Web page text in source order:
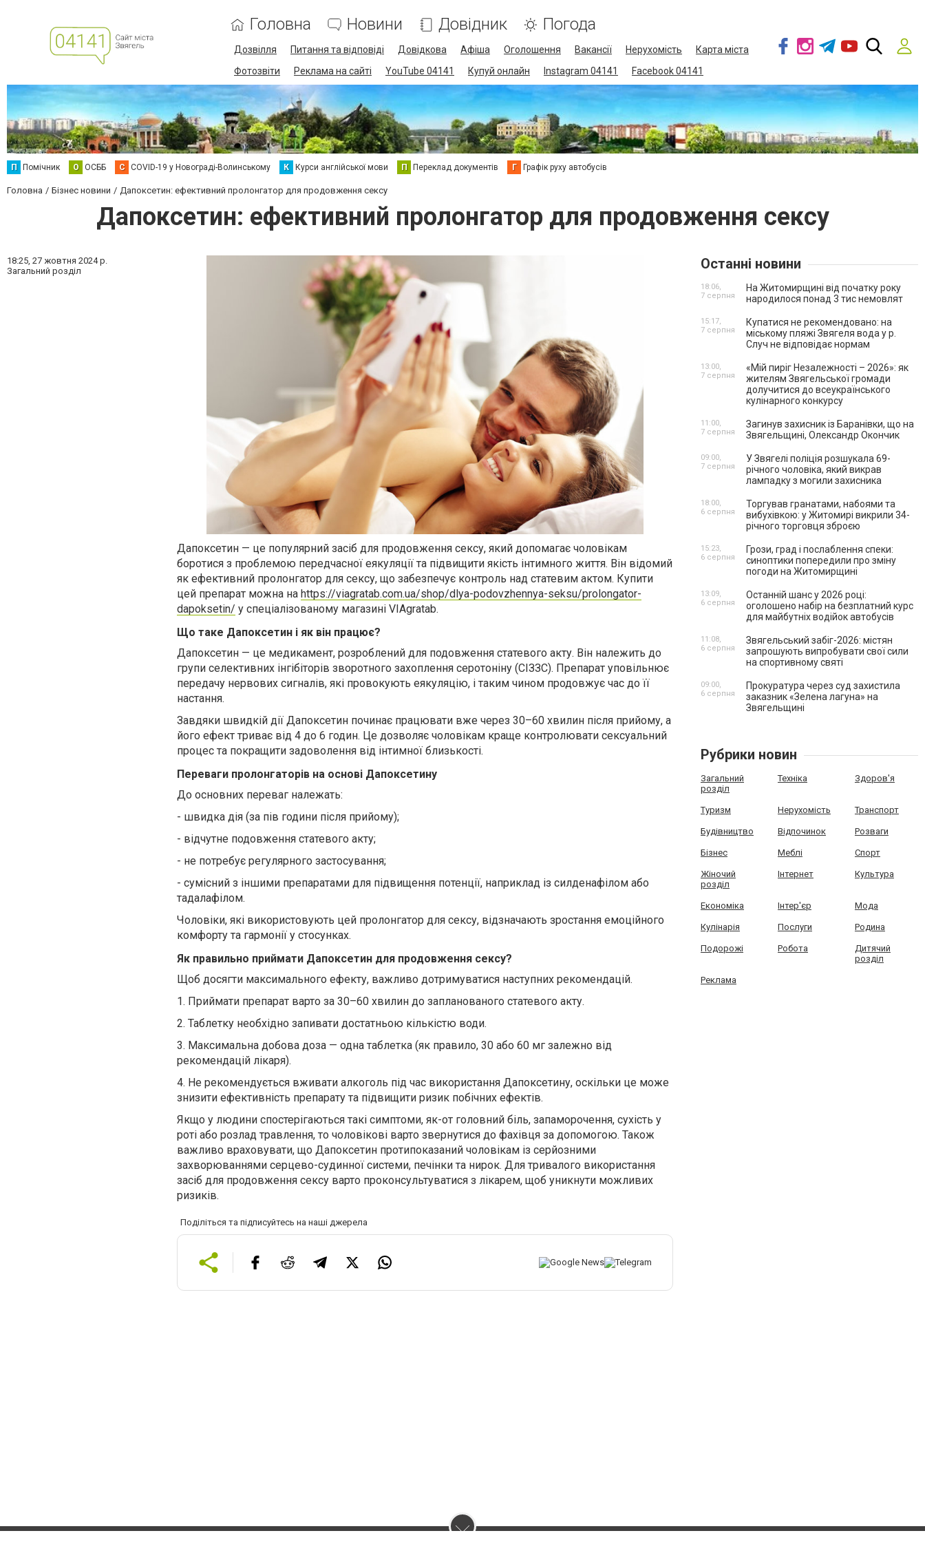
Головна Новини Довідник Погода
Дозвілля Питання та відповіді Довідкова Афіша Оголошення Вакансії Нерухомість
Карта міста
Фотозвіти
Реклама на сайті YouTube 04141 Купуй онлайн Instagram 04141 Facebook 04141
П Помічник О ОСББ C COVID-19 у Новограді-Волинському К Курси англійської мови П Переклад документів Г Графік руху автобусів
Головна Бізнес новини Дапоксетин: ефективний пролонгатор для продовження сексу
Дапоксетин: ефективний пролонгатор для продовження сексу
18:25, 27 жовтня 2024 р.
Загальний розділ
Дапоксетин — це популярний засіб для продовження сексу, який допомагає чоловікам
боротися з проблемою передчасної еякуляції та підвищити якість інтимного життя. Він відомий
як ефективний пролонгатор для сексу, що забезпечує контроль над статевим актом. Купити
цей препарат можна на https://viagratab.com.ua/shop/dlya-podovzhennya-seksu/prolongator-
dapoksetin/ у спеціалізованому магазині VIAgratab.
Що таке Дапоксетин і як він працює?
Дапоксетин — це медикамент, розроблений для подовження статевого акту. Він належить до
групи селективних інгібіторів зворотного захоплення серотоніну (СІЗЗС). Препарат уповільнює
передачу нервових сигналів, які провокують еякуляцію, і таким чином продовжує час до її
настання.
Завдяки швидкій дії Дапоксетин починає працювати вже через 30–60 хвилин після прийому, а
його ефект триває від 4 до 6 годин. Це дозволяє чоловікам краще контролювати сексуальний
процес та покращити задоволення від інтимної близькості.
Переваги пролонгаторів на основі Дапоксетину
До основних переваг належать:
- швидка дія (за пів години після прийому);
- відчутне подовження статевого акту;
- не потребує регулярного застосування;
- сумісний з іншими препаратами для підвищення потенції, наприклад із силденафілом або
тадалафілом.
Чоловіки, які використовують цей пролонгатор для сексу, відзначають зростання емоційного
комфорту та гармонії у стосунках.
Як правильно приймати Дапоксетин для продовження сексу?
Щоб досягти максимального ефекту, важливо дотримуватися наступних рекомендацій.
1. Приймати препарат варто за 30–60 хвилин до запланованого статевого акту.
2. Таблетку необхідно запивати достатньою кількістю води.
3. Максимальна добова доза — одна таблетка (як правило, 30 або 60 мг залежно від
рекомендацій лікаря).
4. Не рекомендується вживати алкоголь під час використання Дапоксетину, оскільки це може
знизити ефективність препарату та підвищити ризик побічних ефектів.
Якщо у людини спостерігаються такі симптоми, як-от головний біль, запаморочення, сухість у
роті або розлад травлення, то чоловікові варто звернутися до фахівця за допомогою. Також
важливо враховувати, що Дапоксетин протипоказаний чоловікам із серйозними
захворюваннями серцево-судинної системи, печінки та нирок. Для тривалого використання
засіб для продовження сексу варто проконсультуватися з лікарем, щоб уникнути можливих
ризиків.
Поділіться та підписуйтесь на наші джерела
Останні новини
На Житомирщині від початку року
народилося понад 3 тис немовлят
18:06,
7 серпня
Купатися не рекомендовано: на
міському пляжі Звягеля вода у р.
Случ не відповідає нормам
15:17,
7 серпня
«Мій пиріг Незалежності – 2026»: як
жителям Звягельської громади
долучитися до всеукраїнського
кулінарного конкурсу
13:00,
7 серпня
Загинув захисник із Баранівки, що на
Звягельщині, Олександр Окончик
11:00,
7 серпня
У Звягелі поліція розшукала 69-
річного чоловіка, який викрав
лампадку з могили захисника
09:00,
7 серпня
Торгував гранатами, набоями та
вибухівкою: у Житомирі викрили 34-
річного торговця зброєю
18:00,
6 серпня
Грози, град і послаблення спеки:
синоптики попередили про зміну
погоди на Житомирщині
15:23,
6 серпня
Останній шанс у 2026 році:
оголошено набір на безплатний курс
для майбутніх водійок автобусів
13:09,
6 серпня
Звягельський забіг-2026: містян
запрошують випробувати свої сили
на спортивному святі
11:08,
6 серпня
Прокуратура через суд захистила
заказник «Зелена лагуна» на
Звягельщині
09:00,
6 серпня
Рубрики новин
Загальний
розділ
Техніка Здоров'я
Туризм Нерухомість Транспорт
Будівництво Відпочинок Розваги
Бізнес Меблі Спорт
Жіночий
розділ
Інтернет Культура
Економіка Інтер'єр Мода
Кулінарія Послуги Родина
Подорожі Робота
Дитячий
розділ
Реклама